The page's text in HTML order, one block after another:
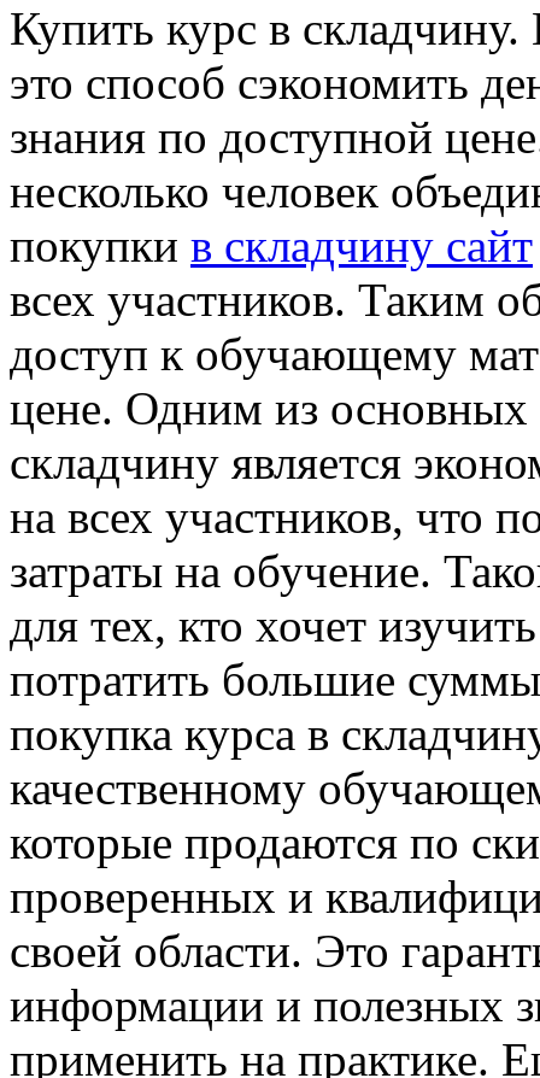
Купить курс в
это способ сэкономить
знания по доступной
несколько человек
покупки в складчину сайт
всех участников. Таким
доступ к обучающему
цене. Одним из основных
складчину является
на всех участников, что
затраты на обучение.
для тех, кто хочет
потратить большие
покупка курса в
качественному
которые продаются по
проверенных и
своей области. Это
информации и полезных
применить на практике.